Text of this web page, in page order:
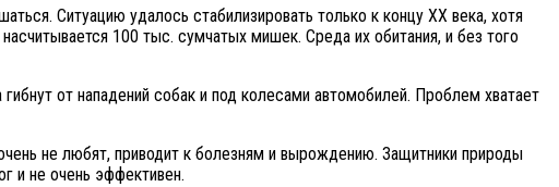
Ситуацию удалось стабилизировать только к концу ХХ века, хотя
100 тыс. сумчатых мишек. Среда их обитания, и без того
от нападений собак и под колесами автомобилей. Проблем хватает
не любят, приводит к болезням и вырождению. Защитники природы
и не очень эффективен.